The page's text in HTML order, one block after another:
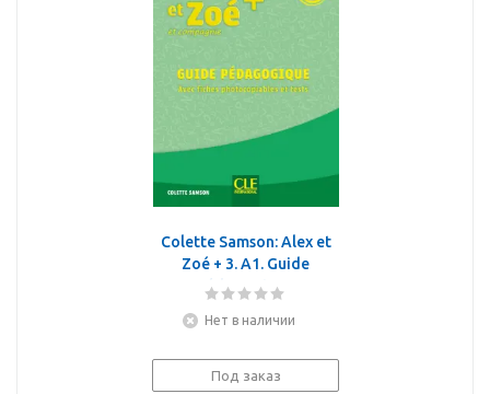
Colette Samson: Alex et
Zoé + 3. A1. Guide
pédagogique
Нет в наличии
Под заказ